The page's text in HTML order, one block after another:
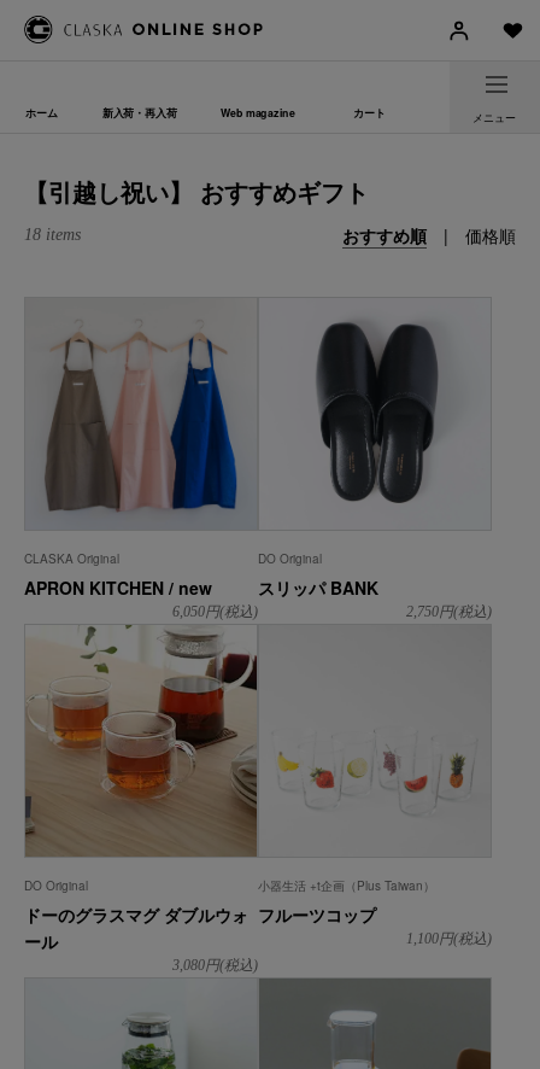
ホーム 新入荷・再入荷 Web magazine カート メニュー
【引越し祝い】 おすすめギフト
おすすめ順 | 価格順
18 items
CLASKA Original
APRON KITCHEN / new
6,050円(税込)
DO Original
スリッパ BANK
2,750円(税込)
DO Original
ドーのグラスマグ ダブルウォ
ール
3,080円(税込)
小器生活 +t企画（Plus Taiwan）
フルーツコップ
1,100円(税込)